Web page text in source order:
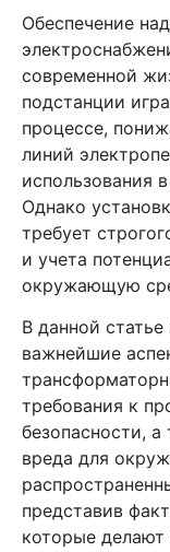
Обеспечение
современной
подстанции
процессе,
линий
использования
Однако
требует
и учета
окружающую
В данной
важнейшие
требования к
безопасности,
вреда для
представив
которые делают